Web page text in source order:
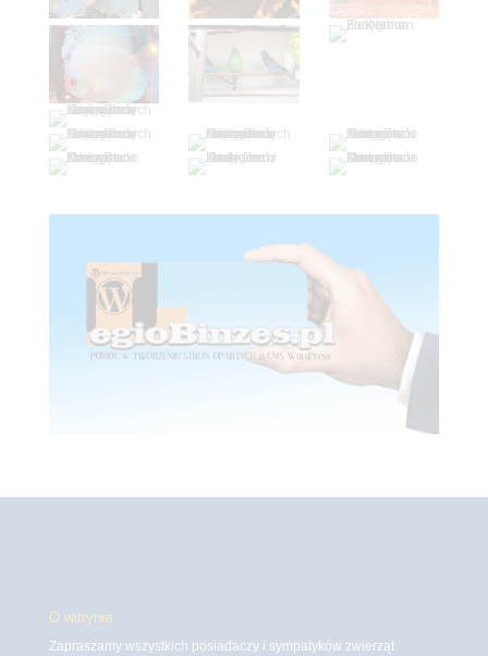
O witrynie
Zapraszamy wszystkich posiadaczy i sympatyków zwierząt